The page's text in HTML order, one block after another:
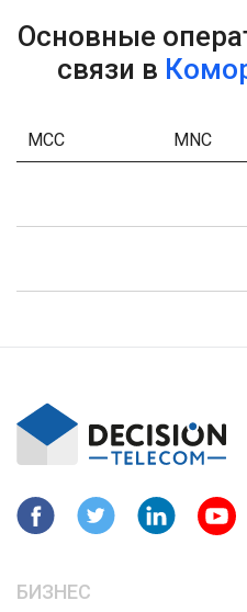
Основные
связи в
MCC MNC
БИЗНЕС